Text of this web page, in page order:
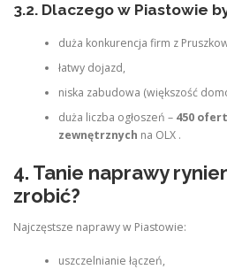
3.2. Dlaczego w Piastowie
duża konkurencja firm z
łatwy dojazd,
niska zabudowa (większość
duża liczba ogłoszeń – 450
zewnętrznych na OLX .
4. Tanie naprawy
zrobić?
Najczęstsze naprawy w Piastowie:
uszczelnianie łączeń,